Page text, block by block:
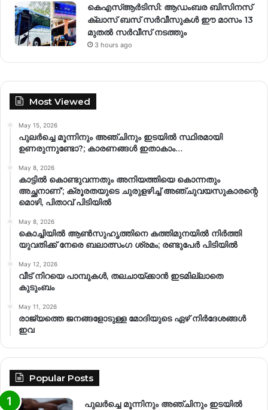
കെഎസ്ആർടിസി: ആഡംബര ബിസിനസ്
ക്ലാസ് ബസ് സർവീസുകൾ ഈ മാസം 13
മുതൽ സർവീസ് നടത്തും
3 hours ago
Most Viewed
May 15, 2026
പുലർച്ചെ മൂന്നിനും അഞ്ചിനും ഇടയിൽ സ്ഥിരമായി
ഉണരുന്നുണ്ടോ?; കാരണങ്ങള്‍ ഇതാകാം…
May 8, 2026
കാട്ടിൽ കൊണ്ടുവന്നതും അനിയത്തിയെ കൊന്നതും
അച്ഛനാണ്’; ക്രൂരതയുടെ ചുരുളഴിച്ച് അഞ്ചുവയസുകാരന്റെ
മൊഴി, പിതാവ് പിടിയിൽ
May 8, 2026
കൊച്ചിയിൽ ആൺസുഹൃത്തിനെ കത്തിമുനയിൽ നിർത്തി
യുവതിക്ക് നേരെ ബലാത്സംഗ​ ശ്രമം; രണ്ടുപേർ പിടിയിൽ
May 12, 2026
വീട് നിറയെ പാമ്പുകൾ, തലചായ്ക്കാൻ ഇടമില്ലാതെ
കുടുംബം
May 11, 2026
രാജ്യത്തെ ജനങ്ങളോടുള്ള മോദിയുടെ ഏഴ് നിര്‍ദേശങ്ങള്‍
ഇവ
Popular Posts
പുലർച്ചെ മൂന്നിനും അഞ്ചിനും ഇടയിൽ